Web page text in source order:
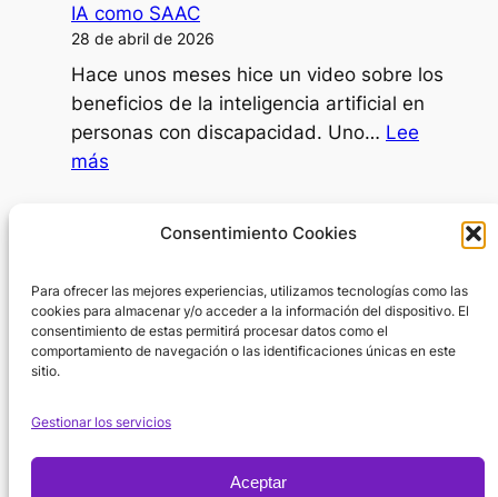
Consentimiento Cookies
Para ofrecer las mejores experiencias, utilizamos tecnologías como las
cookies para almacenar y/o acceder a la información del dispositivo. El
consentimiento de estas permitirá procesar datos como el
comportamiento de navegación o las identificaciones únicas en este
sitio.
Gestionar los servicios
Aceptar
decidir
ir
al
IA como SAAC
28 de abril de 2026
Hace unos meses hice un video sobre los
beneficios de la inteligencia artificial en
personas con discapacidad. Uno… Lee
más
Día Internacional de la Mujer
En el Día Internacional de la Mujer surge
una pregunta inevitable: ¿por dónde
empezar cuando hablamos de la…Lee